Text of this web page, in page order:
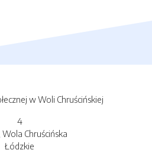
w Woli Chruścińskiej
4
Chruścińska
Łódzkie